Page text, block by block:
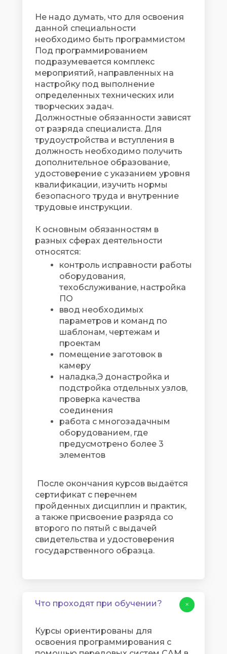
Не надо думать, что для освоения
данной специальности
необходимо быть программистом
Под программированием
подразумевается комплекс
мероприятий, направленных на
настройку под выполнение
определенных технических или
творческих задач.
Должностные обязанности зависят
от разряда специалиста. Для
трудоустройства и вступления в
должность необходимо получить
дополнительное образование,
удостоверение с указанием уровня
квалификации, изучить нормы
безопасного труда и внутренние
трудовые инструкции.
К основным обязанностям в
разных сферах деятельности
относятся:
контроль исправности работы
оборудования,
техобслуживание, настройка
ПО
ввод необходимых
параметров и команд по
шаблонам, чертежам и
проектам
помещение заготовок в
камеру
наладка,Э донастройка и
подстройка отдельных узлов,
проверка качества
соединения
работа с многозадачным
оборудованием, где
предусмотрено более 3
элементов
После окончания курсов выдаётся
сертификат с перечнем
пройденных дисциплин и практик,
а также присвоение разряда со
второго по пятый с выдачей
свидетельства и удостоверения
государственного образца.
Что проходят при обучении?
Курсы ориентированы для
освоения программирования с
+